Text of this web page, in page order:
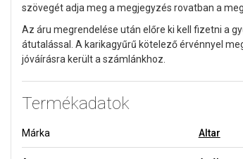
szövegét adja meg a megjegyzés rovatban a
Az áru megrendelése után előre ki kell fizetni a
átutalással. A karikagyűrű kötelező érvénnyel
jóváírásra került a számlánkhoz.
Termékadatok
Márka Altar